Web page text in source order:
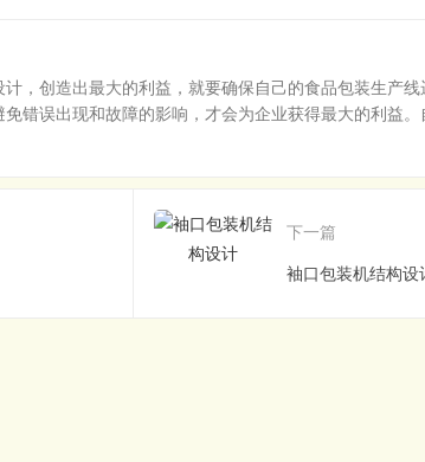
，创造出最大的利益，就要确保自己的食品包装生产
错误出现和故障的影响，才会为企业获得最大的利益
下一篇
袖口包装机结构设